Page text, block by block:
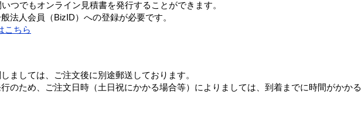
つでもオンライン見積書を発行することができます。
法人会員（BizID）への登録が必要です。
こちら
ましては、ご注文後に別途郵送しております。
のため、ご注文日時（土日祝にかかる場合等）によりましては、到着までに時間がかかる